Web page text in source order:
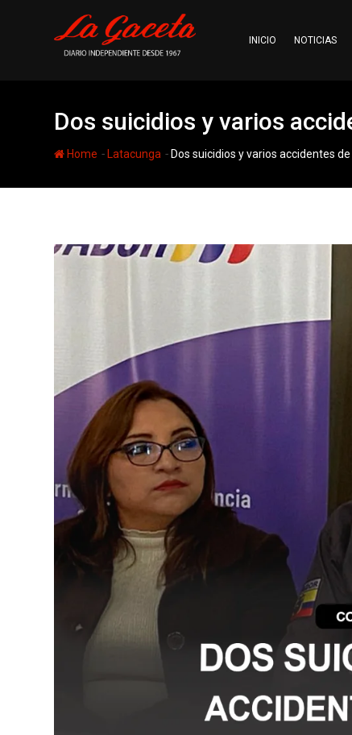
INICIO NOTICIAS
Dos suicidios y varios
Home - Latacunga - Dos suicidios y varios accidentes